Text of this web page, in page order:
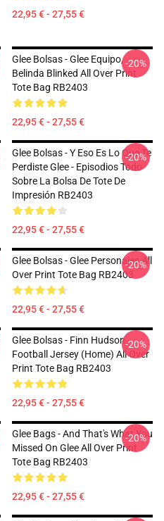
22,95 € - 27,55 €
Glee Bolsas - Glee Equipo,
Belinda Blinked All Over Print
Tote Bag RB2403
22,95 € - 27,55 €
-20%
Glee Bolsas - Y Eso Es Lo Que Te
Perdiste Glee - Episodios Todo
Sobre La Bolsa De Tote De
Impresión RB2403
22,95 € - 27,55 €
-20%
Glee Bolsas - Glee Personajes All
Over Print Tote Bag RB2403
22,95 € - 27,55 €
-20%
Glee Bolsas - Finn Hudson
Football Jersey (Home) All Over
Print Tote Bag RB2403
22,95 € - 27,55 €
-20%
Glee Bags - And That's What You
Missed On Glee All Over Print
Tote Bag RB2403
22,95 € - 27,55 €
-20%